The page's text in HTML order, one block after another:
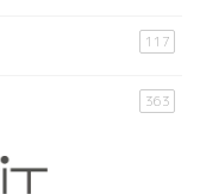
117
363
チーム紹介